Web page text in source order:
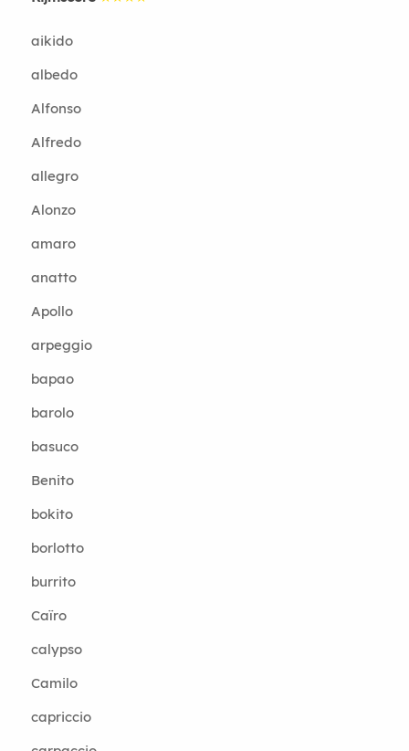
aikido
albedo
Alfonso
Alfredo
allegro
Alonzo
amaro
anatto
Apollo
arpeggio
bapao
barolo
basuco
Benito
bokito
borlotto
burrito
Caïro
calypso
Camilo
capriccio